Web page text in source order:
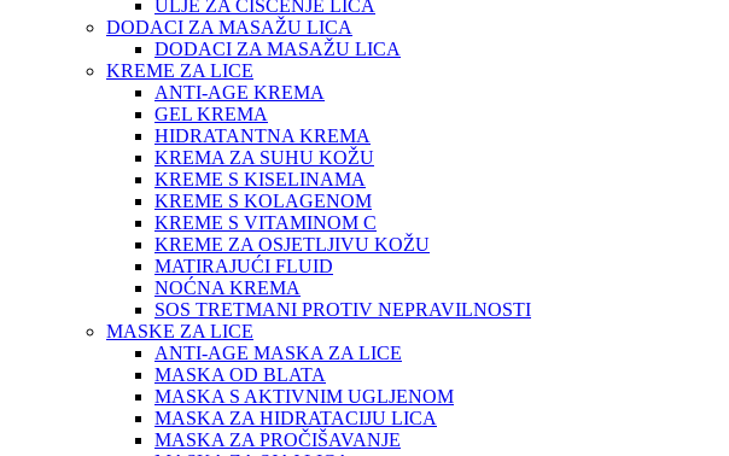
ULJE ZA ČIŠĆENJE LICA
DODACI ZA MASAŽU LICA
DODACI ZA MASAŽU LICA
KREME ZA LICE
ANTI-AGE KREMA
GEL KREMA
HIDRATANTNA KREMA
KREMA ZA SUHU KOŽU
KREME S KISELINAMA
KREME S KOLAGENOM
KREME S VITAMINOM C
KREME ZA OSJETLJIVU KOŽU
MATIRAJUĆI FLUID
NOĆNA KREMA
SOS TRETMANI PROTIV NEPRAVILNOSTI
MASKE ZA LICE
ANTI-AGE MASKA ZA LICE
MASKA OD BLATA
MASKA S AKTIVNIM UGLJENOM
MASKA ZA HIDRATACIJU LICA
MASKA ZA PROČIŠAVANJE